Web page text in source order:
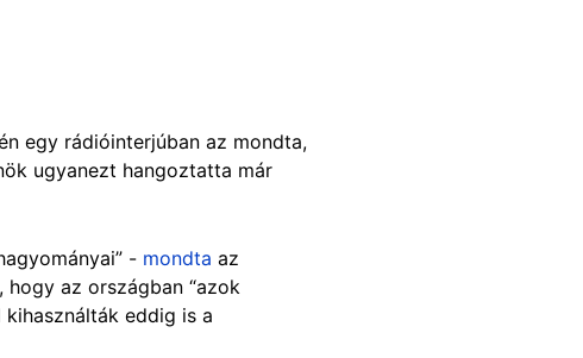
egy rádióinterjúban az mondta,
ugyanezt hangoztatta már
- mondta az
az országban “azok
eddig is a